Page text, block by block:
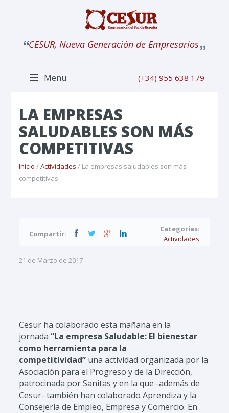
CESUR, Nueva Generación de Empresarios
Menu (+34) 955 638 179
LA EMPRESAS
SALUDABLES SON MÁS
COMPETITIVAS
Inicio /Actividades / La empresas saludables son más
competitivas
Compartir:
Categorías:
Actividades
21 de Marzo de 2017
Cesur ha colaborado esta mañana en la
jornada“La empresa Saludable: El bienestar
como herramienta para la
competitividad” una actividad organizada por la
Asociación para el Progreso y de la Dirección,
patrocinada por Sanitas y en la que -además de
Cesur- también han colaborado Aprendiza y la
Consejería de Empleo, Empresa y Comercio. En